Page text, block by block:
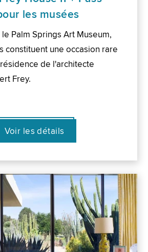
les musées
Palm Springs Art Museum,
constituent une occasion rare
de l'architecte
Frey.
Voir les détails